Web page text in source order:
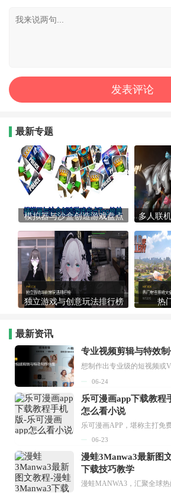
最新专题
模拟器与沙盒创造游戏盘点
多人联
独立游戏与创意玩法排行榜 热
最新资讯
专业视频剪辑与特效
06-24
乐可漫画app下载教程
怎么看小说
06-23
漫蛙3Manwa3最新图
下载技巧教学